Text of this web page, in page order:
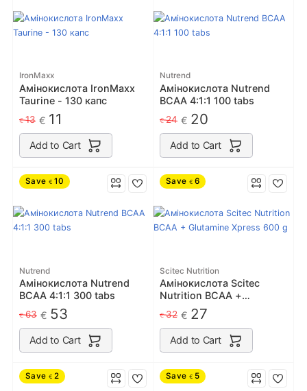
IronMaxx
Амінокислота IronMaxx
Taurine - 130 капс
€13 € 11
Add to Cart
Nutrend
Амінокислота Nutrend
BCAA 4:1:1 100 tabs
€24 € 20
Add to Cart
Save € 10
Nutrend
Амінокислота Nutrend
BCAA 4:1:1 300 tabs
€63 € 53
Add to Cart
Save € 6
Scitec Nutrition
Амінокислота Scitec
Nutrition BCAA +
Glutamine Xpress 600 g
€32 € 27
Add to Cart
Save € 2 Save € 5